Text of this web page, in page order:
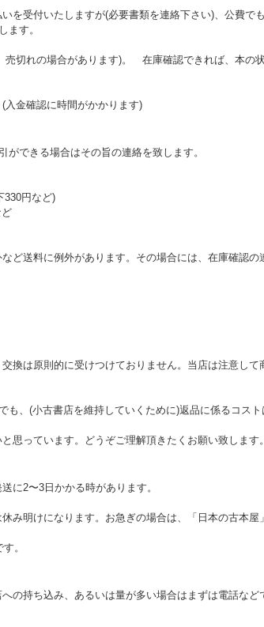
を受付いたしますが(必要書類を連絡下さい)、公費で
ます。
売切れの場合があります)。 在庫確認できれば、本の
入金確認に時間がかかります)
できる場合はその旨の連絡を致します。
330円など)
ど送料に例外があります。その場合には、在庫確認
換は原則的に受けつけておりません。当店は注意し
、(小古書店を維持していくために)返品に係るコスト
思っています。どうぞご理解頂きたくお願い致します。
に2〜3日かかる時があります。
み明けになります。お急ぎの場合は、「日本の古本屋
。
の持ち込み、あるいは量が多い場合はまずは電話など